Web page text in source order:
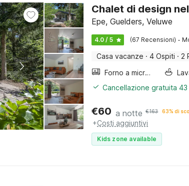
Chalet di design
Epe, Guelders, Veluwe
4.0 / 5 (67 Recensioni) ·
Casa vacanze · 4 Ospiti · 2
Forno a microonde combinato
Cancellazione gratuita
€60 a notte €163 63% di
+Costi aggiuntivi
Kids zone available